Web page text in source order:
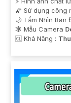
🌠 Sử dụng công
🌙 Tầm Nhìn Ban
🕸️ Mẫu Camera
️🆑 Khả Năng :